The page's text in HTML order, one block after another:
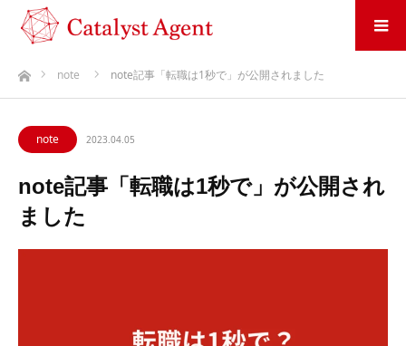
ホームnote note記事「転職は1秒で」が公開されました
note 2023.04.05
note記事「転職は1秒で」が公開され
ました